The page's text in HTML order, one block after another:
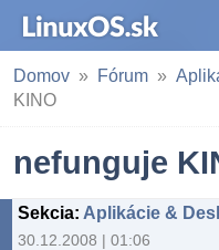
Domov Fórum
KINO
nefunguje
Sekcia: Aplikácie &
30.12.2008 | 01:06